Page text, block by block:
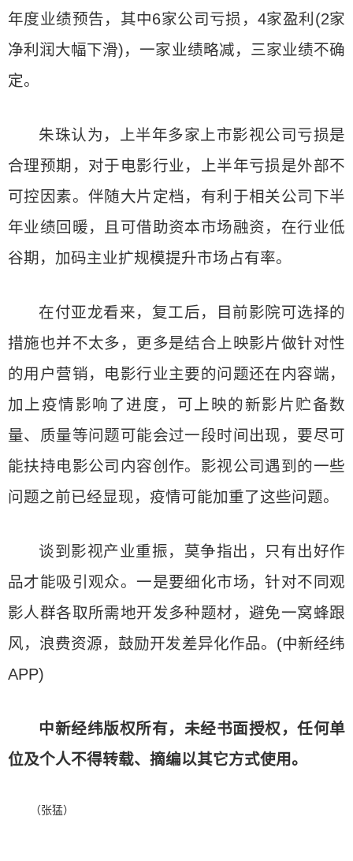
年度业绩预告，其中6家公司亏损，4家盈利(2家
净利润大幅下滑)，一家业绩略减，三家业绩不确
定。
朱珠认为，上半年多家上市影视公司亏损是
合理预期，对于电影行业，上半年亏损是外部不
可控因素。伴随大片定档，有利于相关公司下半
年业绩回暖，且可借助资本市场融资，在行业低
谷期，加码主业扩规模提升市场占有率。
在付亚龙看来，复工后，目前影院可选择的
措施也并不太多，更多是结合上映影片做针对性
的用户营销，电影行业主要的问题还在内容端，
加上疫情影响了进度，可上映的新影片贮备数
量、质量等问题可能会过一段时间出现，要尽可
能扶持电影公司内容创作。影视公司遇到的一些
问题之前已经显现，疫情可能加重了这些问题。
谈到影视产业重振，莫争指出，只有出好作
品才能吸引观众。一是要细化市场，针对不同观
影人群各取所需地开发多种题材，避免一窝蜂跟
风，浪费资源，鼓励开发差异化作品。(中新经纬
APP)
中新经纬版权所有，未经书面授权，任何单
位及个人不得转载、摘编以其它方式使用。
（张猛）